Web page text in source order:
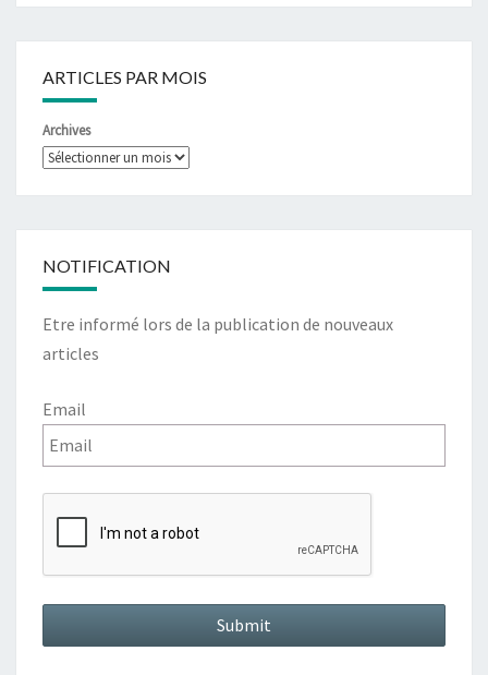
ARTICLES PAR MOIS
Archives
NOTIFICATION
Etre informé lors de la publication de nouveaux
articles
Email